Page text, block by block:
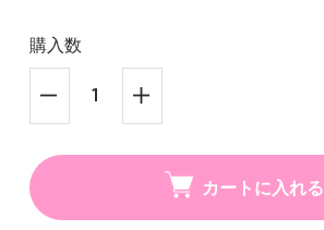
購入数
カートに入れる